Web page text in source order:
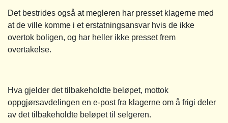
Det bestrides også at megleren har presset klagerne med
at de ville komme i et erstatningsansvar hvis de ikke
overtok boligen, og har heller ikke presset frem
overtakelse.
Hva gjelder det tilbakeholdte beløpet, mottok
oppgjørsavdelingen en e-post fra klagerne om å frigi deler
av det tilbakeholdte beløpet til selgeren.